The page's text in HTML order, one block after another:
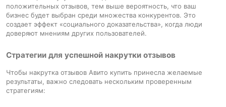
положительных отзывов, тем выше вероятность, что ваш
бизнес будет выбран среди множества конкурентов. Это
создает эффект «социального доказательства», когда люди
доверяют мнениям других пользователей.
Стратегии для успешной накрутки отзывов
Чтобы накрутка отзывов Авито купить принесла желаемые
результаты, важно следовать нескольким проверенным
стратегиям: